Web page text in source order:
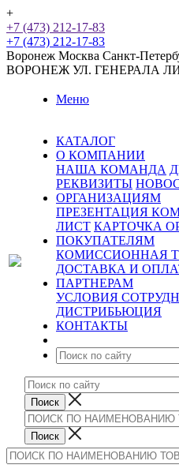
+
+7 (473) 212-17-83
+7 (473) 212-17-83
Воронеж Москва Санкт-
ВОРОНЕЖ УЛ. ГЕНЕРАЛА
Меню
КАТАЛОГ
О КОМПАНИИ
НАША КОМАНДА
РЕКВИЗИТЫ
ОРГАНИЗАЦИЯМ
ПРЕЗЕНТАЦИЯ
ЛИСТ КАРТОЧКА
ПОКУПАТЕЛЯМ
КОМИССИОННАЯ
ДОСТАВКА И
ПАРТНЕРАМ
УСЛОВИЯ
ДИСТРИБЬЮЦИЯ
КОНТАКТЫ